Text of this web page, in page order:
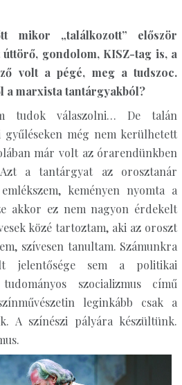
mikor „találkozott” először
gondolom, KISZ-tag is, a
volt a pégé, meg a tudszoc.
a marxista tantárgyakból?
tudok válaszolni… De talán
még nem kerülhetett
már volt az órarendünkben
a tantárgyat az orosztanár
keményen nyomta a
akkor ez nem nagyon érdekelt
közé tartoztam, aki az oroszt
szívesen tanultam. Számunkra
jelentősége sem a politikai
szocializmus című
leginkább csak a
A színészi pályára készültünk.